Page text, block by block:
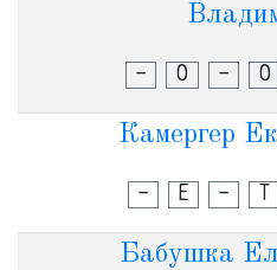
- О - О
Камергер
- Е - Т
Бабушка